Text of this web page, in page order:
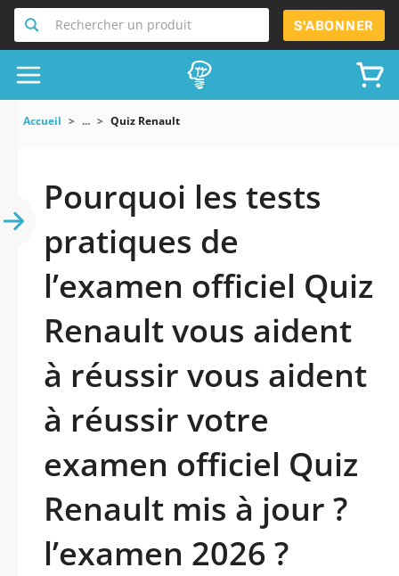
Rechercher un produit S'ABONNER
Accueil ... Quiz Renault
Pourquoi les tests
pratiques de
l’examen officiel Quiz
Renault vous aident
à réussir vous aident
à réussir votre
examen officiel Quiz
Renault mis à jour ?
l’examen 2026 ?